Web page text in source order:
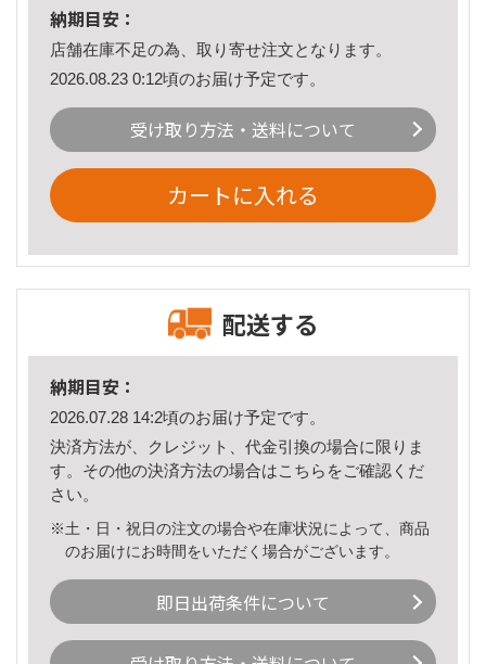
納期目安：
店舗在庫不足の為、取り寄せ注文となります。
2026.08.23 0:12頃のお届け予定です。
受け取り方法・送料について
カートに入れる
配送する
納期目安：
2026.07.28 14:2頃のお届け予定です。
決済方法が、クレジット、代金引換の場合に限りま
す。その他の決済方法の場合はこちら をご確認くだ
さい。
※土・日・祝日の注文の場合や在庫状況によって、商品
のお届けにお時間をいただく場合がございます。
即日出荷条件について